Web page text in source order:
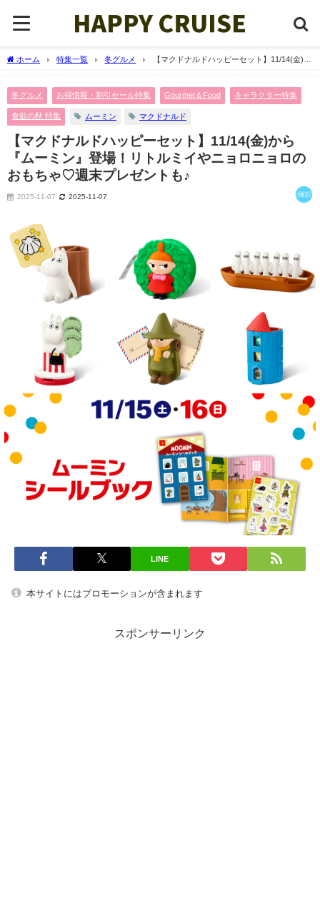
ホーム 特集一覧 冬グルメ
【マクドナルドハッピーセット】11/14(金)か
冬グルメ お得情報・割引セール特集 Gourmet＆Food キャラクター特集
食欲の秋 特集 ムーミン マクドナルド
【マクドナルドハッピーセット】11/14(金)から
『ムーミン』登場！リトルミイやニョロニョロの
おもちゃ♡週末プレゼントも♪
2025-11-07 2025-11-07
LINE
本サイトにはプロモーションが含まれます
スポンサーリンク